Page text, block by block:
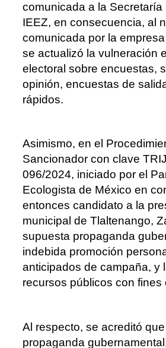
comunicada a la Secretaría
IEEZ, en consecuencia, al
comunicada por la
se actualizó la vulneración
electoral sobre encuestas,
opinión, encuestas de
rápidos.
Asimismo, en el
Sancionador con clave
096/2024, iniciado por el
Ecologista de México en
entonces candidato a la
municipal de Tlaltenango,
supuesta propaganda
indebida promoción
anticipados de campaña, y
recursos públicos con fines
Al respecto, se acreditó
propaganda